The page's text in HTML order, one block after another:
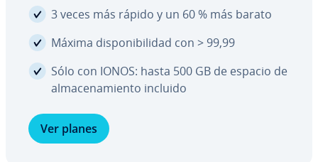
3 veces más rápido y un 60 % más barato
Máxima di­s­po­ni­bi­li­dad con > 99,99
Sólo con IONOS: hasta 500 GB de espacio de
al­ma­ce­na­mie­n­to incluido
Ver planes